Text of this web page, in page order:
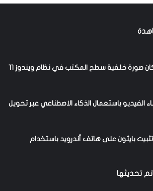
طريقة البحث عن مكان صورة خلفية سطح المكتب في نظام ويندوز 11
الفيديو باستعمال الذكاء الاصطناعي عبر تحويل
بايثون على هاتف أندرويد باستخدام
تحديثها